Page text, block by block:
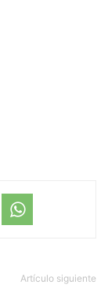
Artículo siguiente